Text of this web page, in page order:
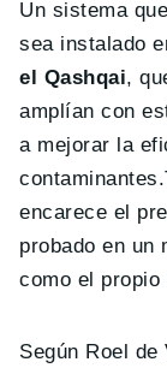
Un sistema
sea instalado
el Qashqai,
amplían con
a mejorar la
encarece el
probado en un
como el propio
Según Roel